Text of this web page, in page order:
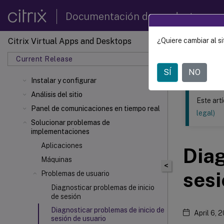
Documentación de productos
Citrix Virtual Apps and Desktops
Current Release
Instalar y configurar
Análisis del sitio
Panel de comunicaciones en tiempo real
Solucionar problemas de
implementaciones
Aplicaciones
Máquinas
Problemas de usuario
Diagnosticar problemas de inicio
de sesión
Diagnosticar problemas de inicio de
sesión de usuario
Este
Citrix
<
Este
legal)
April 6,
¿Quiere cambiar al
SÍ NO